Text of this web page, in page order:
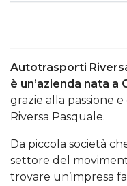
Autotrasporti
è un’azienda nata a
grazie alla passione
Riversa Pasquale.
Da piccola società
settore del
trovare un’impresa